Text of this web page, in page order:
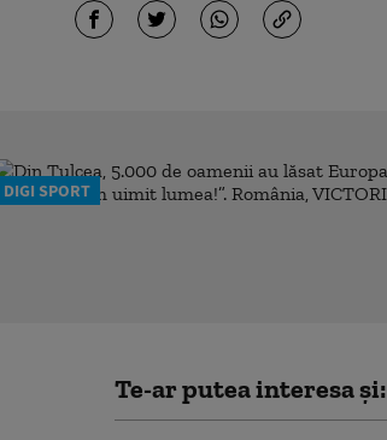
DIGI SPORT
Te-ar putea interesa și: